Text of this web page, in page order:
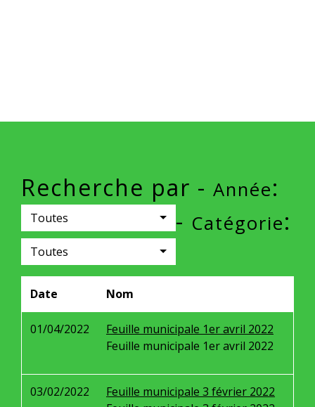
Recherche par - Année:
Toutes - Catégorie:
Toutes
Date Nom
01/04/2022
Feuille municipale 1er avril 2022
Feuille municipale 1er avril 2022
03/02/2022
Feuille municipale 3 février 2022